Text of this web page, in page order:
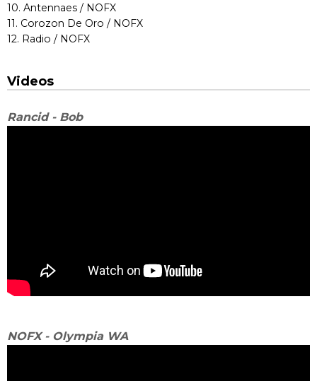
10. Antennaes / NOFX
11. Corozon De Oro / NOFX
12. Radio / NOFX
Videos
Rancid - Bob
NOFX - Olympia WA